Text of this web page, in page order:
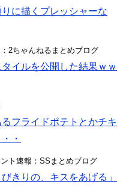
に描くプレッシャーな
2ちゃんねるまとめブログ
イルを公開した結果ｗｗ
フライドポテトとかチキ
・
ト速報：SSまとめブログ
きりの、キスをあげる」